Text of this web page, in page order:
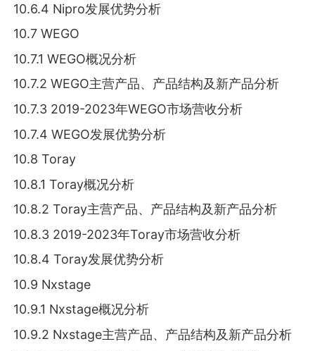
10.6.4 Nipro发展优势分析
10.7 WEGO
10.7.1 WEGO概况分析
10.7.2 WEGO主营产品、产品结构及新产品分析
10.7.3 2019-2023年WEGO市场营收分析
10.7.4 WEGO发展优势分析
10.8 Toray
10.8.1 Toray概况分析
10.8.2 Toray主营产品、产品结构及新产品分析
10.8.3 2019-2023年Toray市场营收分析
10.8.4 Toray发展优势分析
10.9 Nxstage
10.9.1 Nxstage概况分析
10.9.2 Nxstage主营产品、产品结构及新产品分析